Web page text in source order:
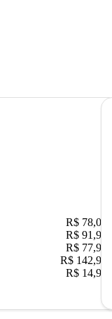
R$ 78,02
R$ 91,90
R$ 77,90
R$ 142,90
R$ 14,90